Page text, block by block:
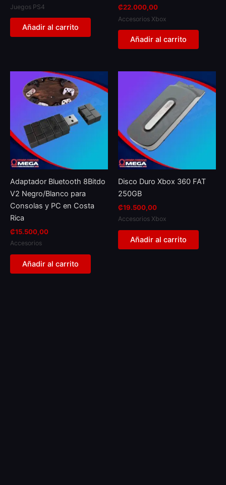
Juegos PS4
Añadir al carrito
₡22.000,00
Accesorios Xbox
Añadir al carrito
Adaptador Bluetooth 8Bitdo
V2 Negro/Blanco para
Consolas y PC en Costa
Rica
₡15.500,00
Accesorios
Añadir al carrito
Disco Duro Xbox 360 FAT
250GB
₡19.500,00
Accesorios Xbox
Añadir al carrito